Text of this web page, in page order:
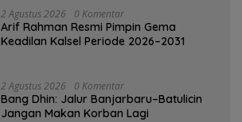
2 Agustus 2026 0 Komentar
Arif Rahman Resmi Pimpin Gema
Keadilan Kalsel Periode 2026–2031
2 Agustus 2026 0 Komentar
Bang Dhin: Jalur Banjarbaru–Batulicin
Jangan Makan Korban Lagi